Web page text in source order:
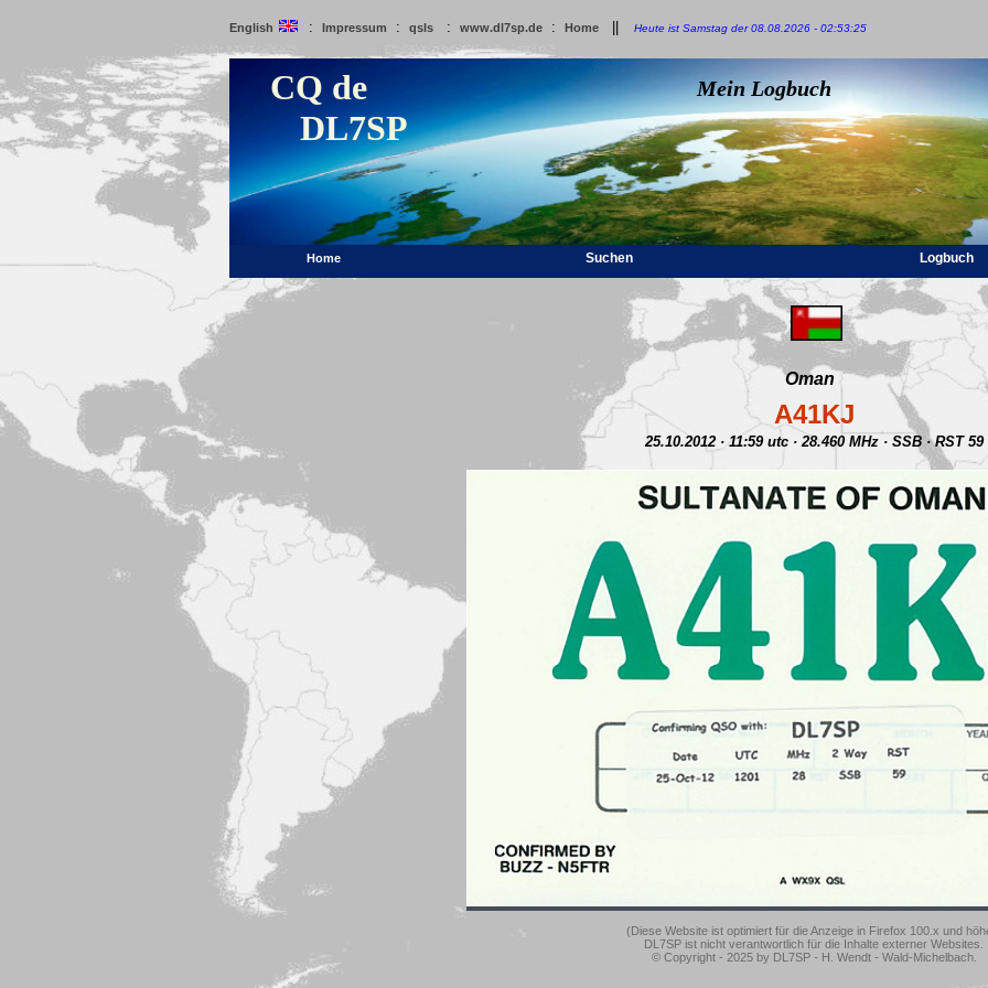
English : Impressum : qsls : www.dl7sp.de : Home Heute ist Samstag der 08.08.2026 - 02:53:25
CQ de
DL7SP
Mein Logbuch
Home Suchen Logbuch
Oman
A41KJ
25.10.2012 · 11:59 utc · 28.460 MHz · SSB · RST 59
(Diese Website ist optimiert für die Anzeige in Firefox 100.x und
DL7SP ist nicht verantwortlich für die Inhalte externer Websites.
© Copyright - 2025 by DL7SP - H. Wendt - Wald-Michelbach.